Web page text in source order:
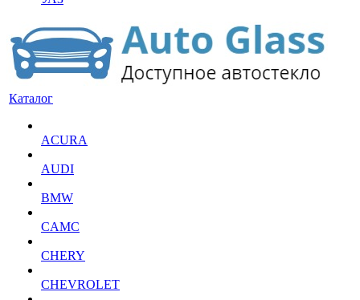
Каталог
ACURA
AUDI
BMW
CAMC
CHERY
CHEVROLET